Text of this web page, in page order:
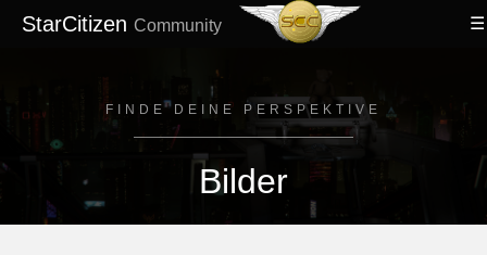
StarCitizen Community
FINDE DEINE PERSPEKTIVE
Bilder